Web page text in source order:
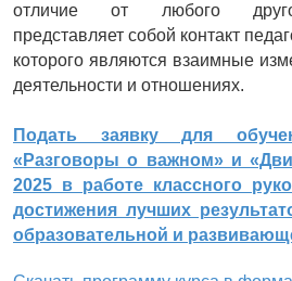
отличие от любого
представляет собой контакт
которого являются взаимные
деятельности и отношениях.
Подать заявку для
«Разговоры о важном» и
2025 в работе классного
достижения лучших
образовательной и